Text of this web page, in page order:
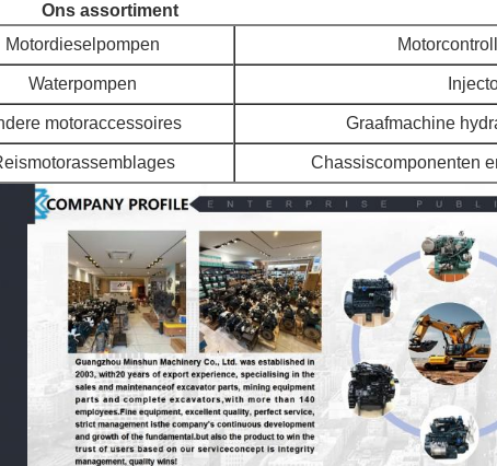
Ons assortiment
Motordieselpompen
Waterpompen
motoraccessoires Graafmachine
Chassiscomponenten